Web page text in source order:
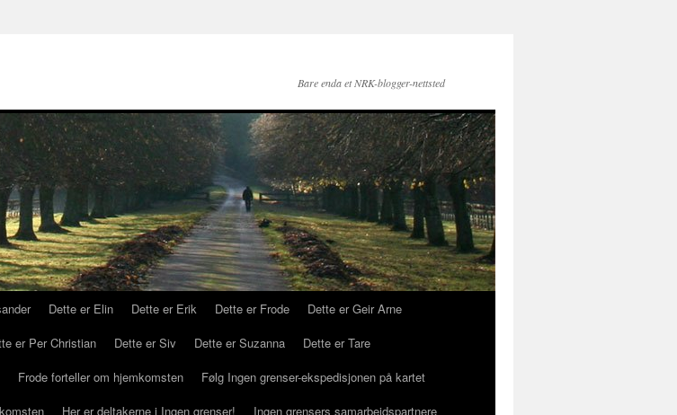
Bare enda et NRK-blogger-nettsted
Dette er Elin Dette er Erik Dette er Frode
Dette er Geir Arne
er Per Christian Dette er Siv Dette er Suzanna
Dette er Tare
Frode forteller om hjemkomsten
Følg Ingen grenser-ekspedisjonen på kartet
Her er deltakerne i Ingen grenser!
Ingen grensers samarbeidspartnere